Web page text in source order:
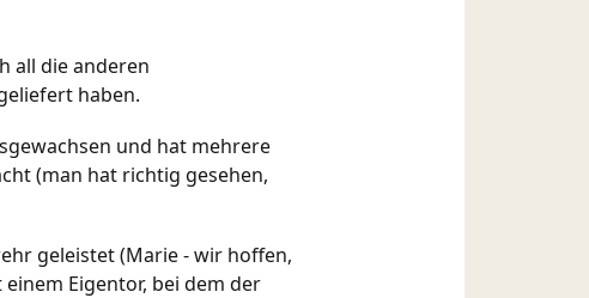
all die anderen
haben.
und hat mehrere
(man hat richtig gesehen,
geleistet (Marie - wir hoffen,
Eigentor, bei dem der